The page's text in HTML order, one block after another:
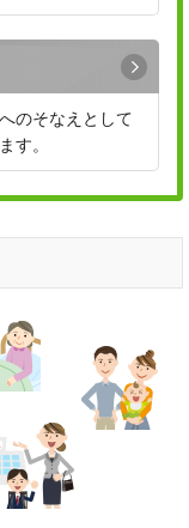
のそなえとして
す。